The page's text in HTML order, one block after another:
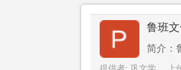
鲁班
简介：